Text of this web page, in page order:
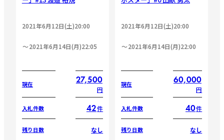
2021年6月12日(土)20:00
2021年6月14日(月)22:05
現在 27,500
円
入札件数 42件
残り日数 なし
2021年6月12日(土)20:00
2021年6月14日(月)22:00
現在 60,000
円
入札件数 40件
残り日数 なし